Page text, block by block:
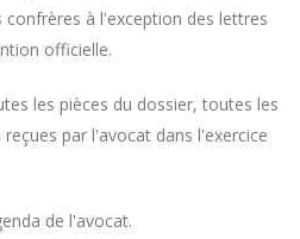
à l'exception des lettres
officielle.
les pièces du dossier, toutes les
par l'avocat dans l'exercice
de l'avocat.